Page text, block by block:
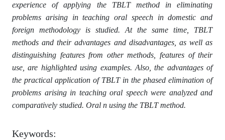
experience of applying the TBLT method in eliminating
problems arising in teaching oral speech in domestic and
foreign methodology is studied. At the same time, TBLT
methods and their advantages and disadvantages, as well as
distinguishing features from other methods, features of their
use, are highlighted using examples. Also, the advantages of
the practical application of TBLT in the phased elimination of
problems arising in teaching oral speech were analyzed and
comparatively studied. Oral n using the TBLT method.
Keywords: